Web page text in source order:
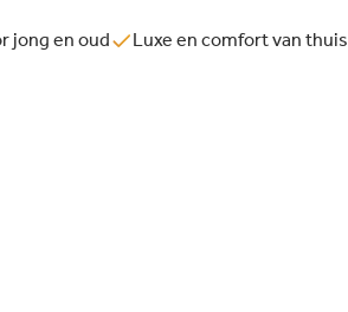
jong en oud Luxe en comfort van thuis